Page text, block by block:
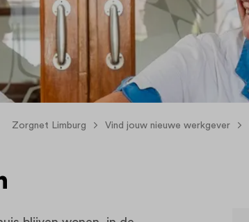
Zorgnet Limburg Vind jouw nieuwe werkgever